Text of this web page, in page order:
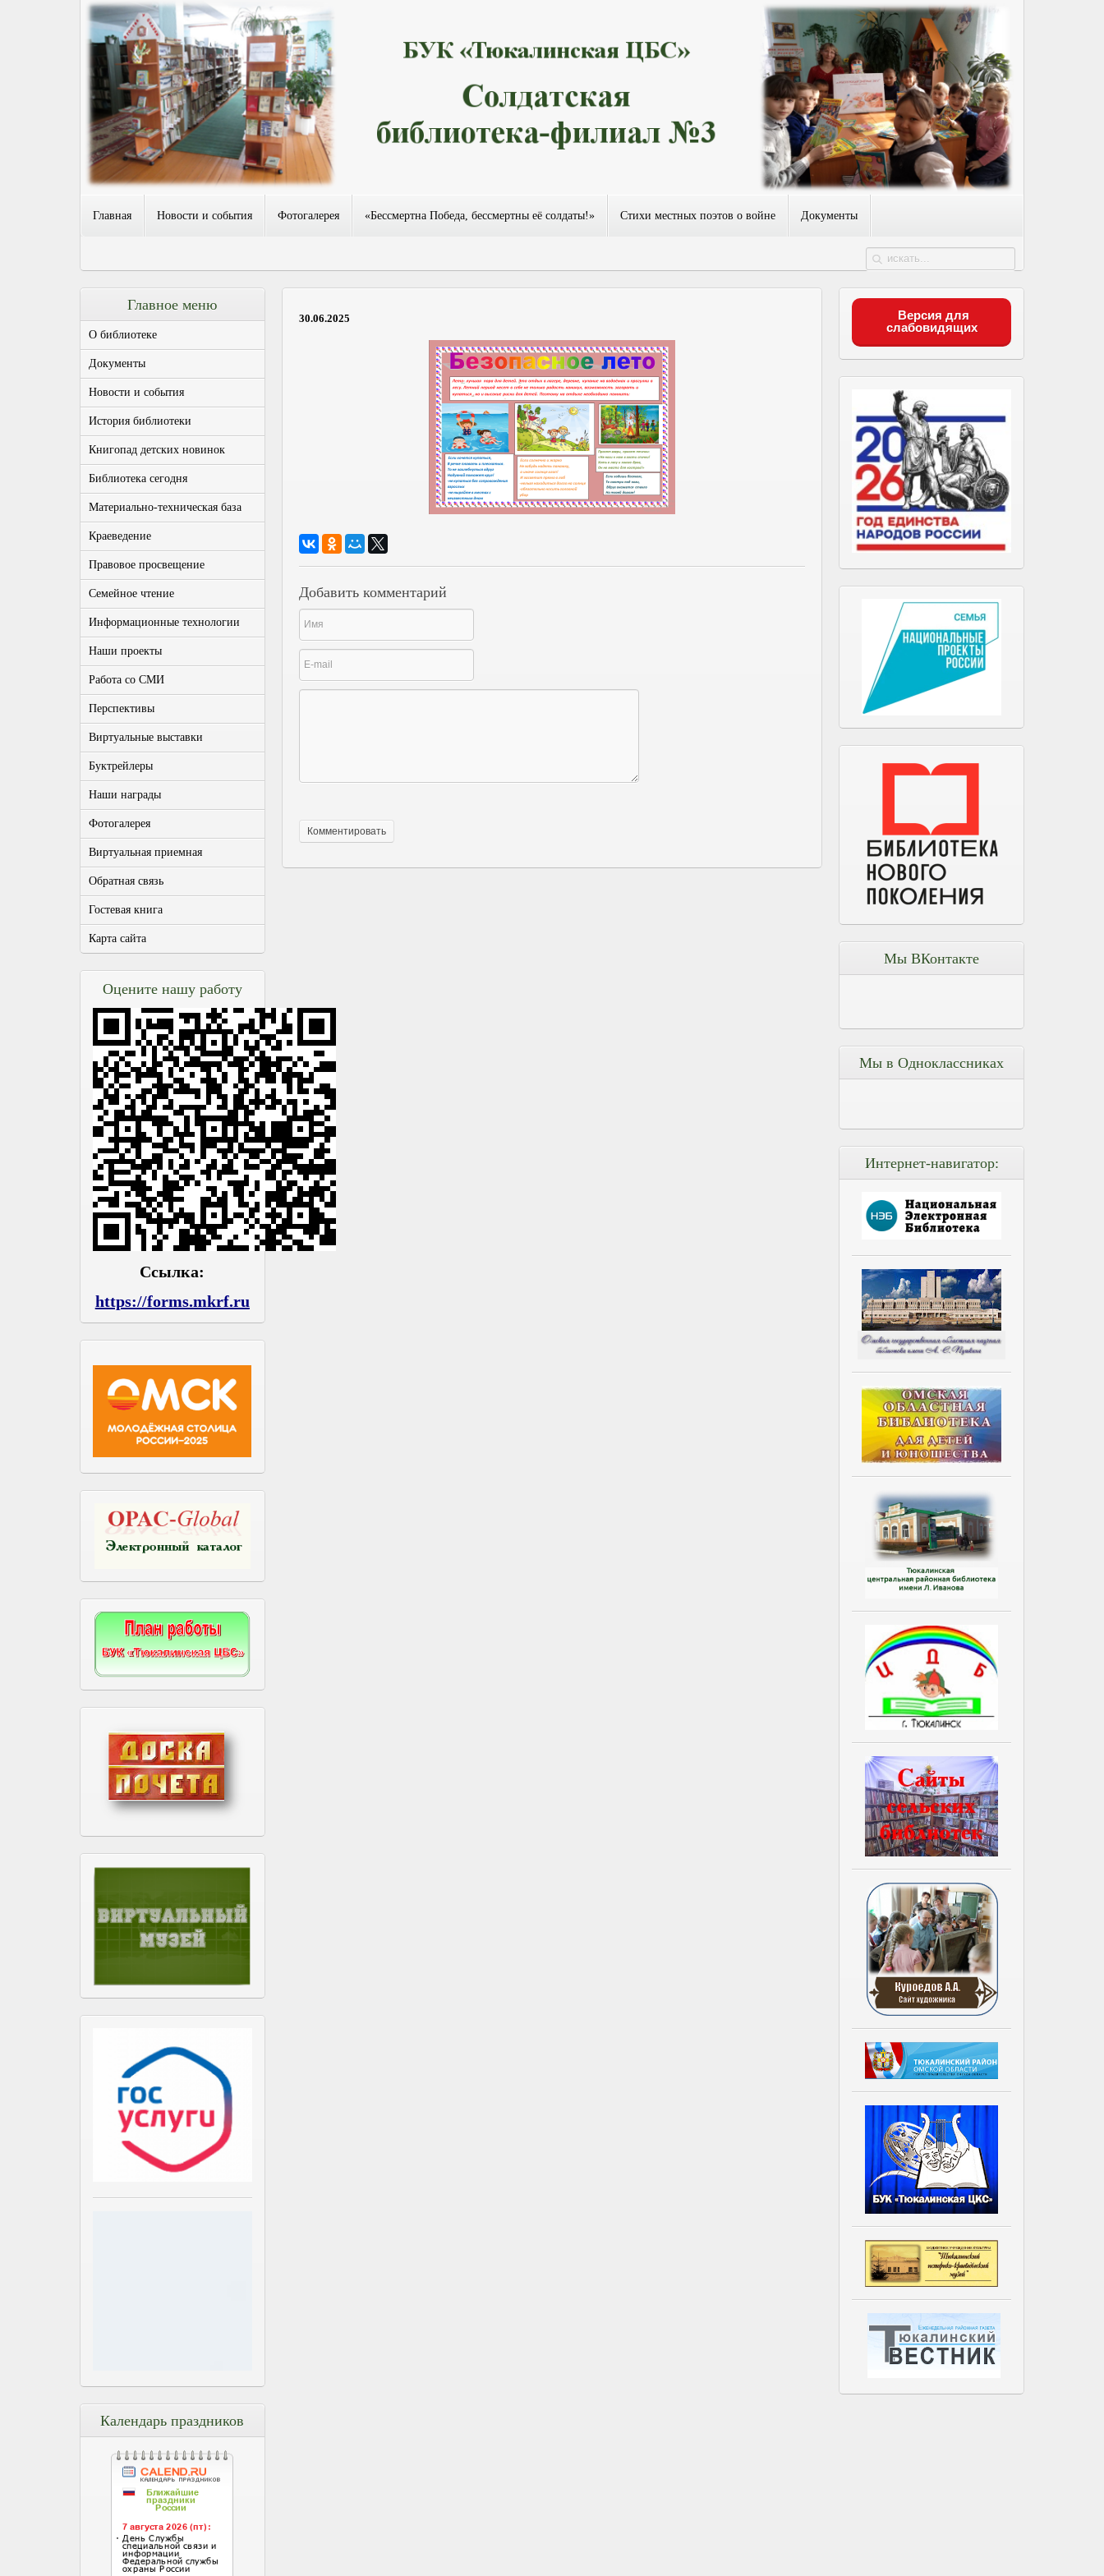
Главная Новости и события Фотогалерея «Бессмертна Победа, бессмертны её солдаты!» Стихи местных поэтов о войне Документы
30.06.2025
Добавить комментарий
Главное меню
О библиотеке
Документы
Новости и события
История библиотеки
Книгопад детских новинок
Библиотека сегодня
Материально-техническая база
Краеведение
Правовое просвещение
Семейное чтение
Информационные технологии
Наши проекты
Работа со СМИ
Перспективы
Виртуальные выставки
Буктрейлеры
Наши награды
Фотогалерея
Виртуальная приемная
Обратная связь
Гостевая книга
Карта сайта
Оцените нашу работу
Ссылка:
https://forms.mkrf.ru
Календарь праздников
Версия для
слабовидящих
Мы ВКонтакте
Мы в Одноклассниках
Интернет-навигатор: